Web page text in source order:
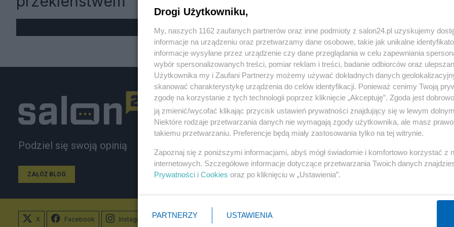
« WRÓĆ DO NOTKI
Podziel się swoją opinią
ZAŁÓŻ BLOG
Polityka
Rosja
PiS
Prezydent
NATO
Gospodarka
Biznes
Pieniądze
Inwestycje
Podatki
X Facebook Instagram
Drogi Użytkowniku,
My, naszych 1162 zaufanych partnerów oraz inne podmioty z salon24.pl uzyskujemy
informacje na urządzeniu oraz przetwarzamy dane osobowe, takie jak unikalne
informacje wysyłane przez urządzenie czy dane przeglądania w celu zapewniania
wybór spersonalizowanych treści, pomiar reklam i treści, badanie odbiorców oraz
Użytkownika my i Zaufani Partnerzy możemy używać dokładnych danych
skanować charakterystykę urządzenia do celów identyfikacji. Ponieważ cenimy Twoją
zgodę na korzystanie z tych technologii poprzez kliknięcie „Akceptuję”. Zgoda jest
ją zmienić/wycofać klikając przycisk ustawień prywatności znajdujący się w lewym
Niektóre rodzaje przetwarzania danych nie wymagają zgody użytkownika, ale masz
takiemu przetwarzaniu. Preferencje będą miały zastosowania tylko na tej witrynie.
Zapoznaj się z poniższymi informacjami, abyś mógł świadomie i komfortowo korzystać z
internetowych. Szczegółowe informacje dotyczące przetwarzania Twoich danych
Prywatności i Cookies oraz po kliknięciu w „Ustawienia”.
PARTNERZY USTAWIENIA